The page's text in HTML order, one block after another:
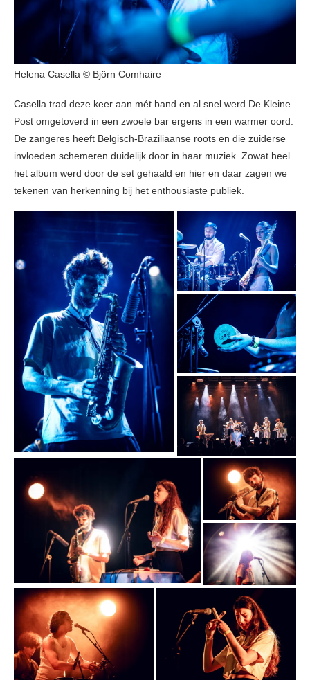
Helena Casella © Björn Comhaire
Casella trad deze keer aan mét band en al snel werd De Kleine
Post omgetoverd in een zwoele bar ergens in een warmer oord.
De zangeres heeft Belgisch-Braziliaanse roots en die zuiderse
invloeden schemeren duidelijk door in haar muziek. Zowat heel
het album werd door de set gehaald en hier en daar zagen we
tekenen van herkenning bij het enthousiaste publiek.